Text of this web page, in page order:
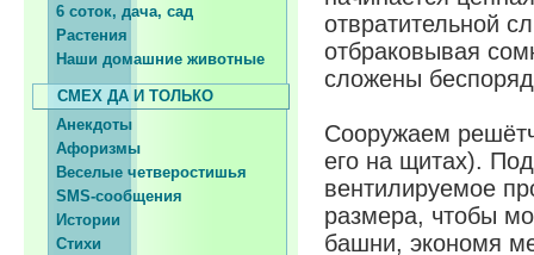
6 соток, дача, сад
Растения
Наши домашние животные
СМЕХ ДА И ТОЛЬКО
Анекдоты
Афоризмы
Веселые четверостишья
SMS-сообщения
Истории
Стихи
отвратительной
отбраковывая
сложены
Сооружаем
его на щитах).
вентилируемое
размера, чтобы
башни, экономя